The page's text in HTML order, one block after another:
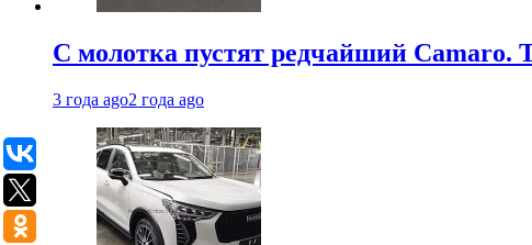
С молотка пустят редчайший Camaro.
3 года ago2 года ago